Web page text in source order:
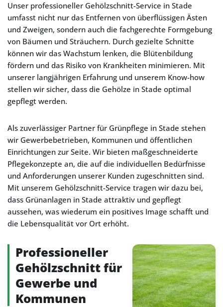
Unser professioneller Gehölzschnitt-Service in Stade
umfasst nicht nur das Entfernen von überflüssigen Ästen
und Zweigen, sondern auch die fachgerechte Formgebung
von Bäumen und Sträuchern. Durch gezielte Schnitte
können wir das Wachstum lenken, die Blütenbildung
fördern und das Risiko von Krankheiten minimieren. Mit
unserer langjährigen Erfahrung und unserem Know-how
stellen wir sicher, dass die Gehölze in Stade optimal
gepflegt werden.
Als zuverlässiger Partner für Grünpflege in Stade stehen
wir Gewerbebetrieben, Kommunen und öffentlichen
Einrichtungen zur Seite. Wir bieten maßgeschneiderte
Pflegekonzepte an, die auf die individuellen Bedürfnisse
und Anforderungen unserer Kunden zugeschnitten sind.
Mit unserem Gehölzschnitt-Service tragen wir dazu bei,
dass Grünanlagen in Stade attraktiv und gepflegt
aussehen, was wiederum ein positives Image schafft und
die Lebensqualität vor Ort erhöht.
Professioneller
Gehölzschnitt für
Gewerbe und
Kommunen